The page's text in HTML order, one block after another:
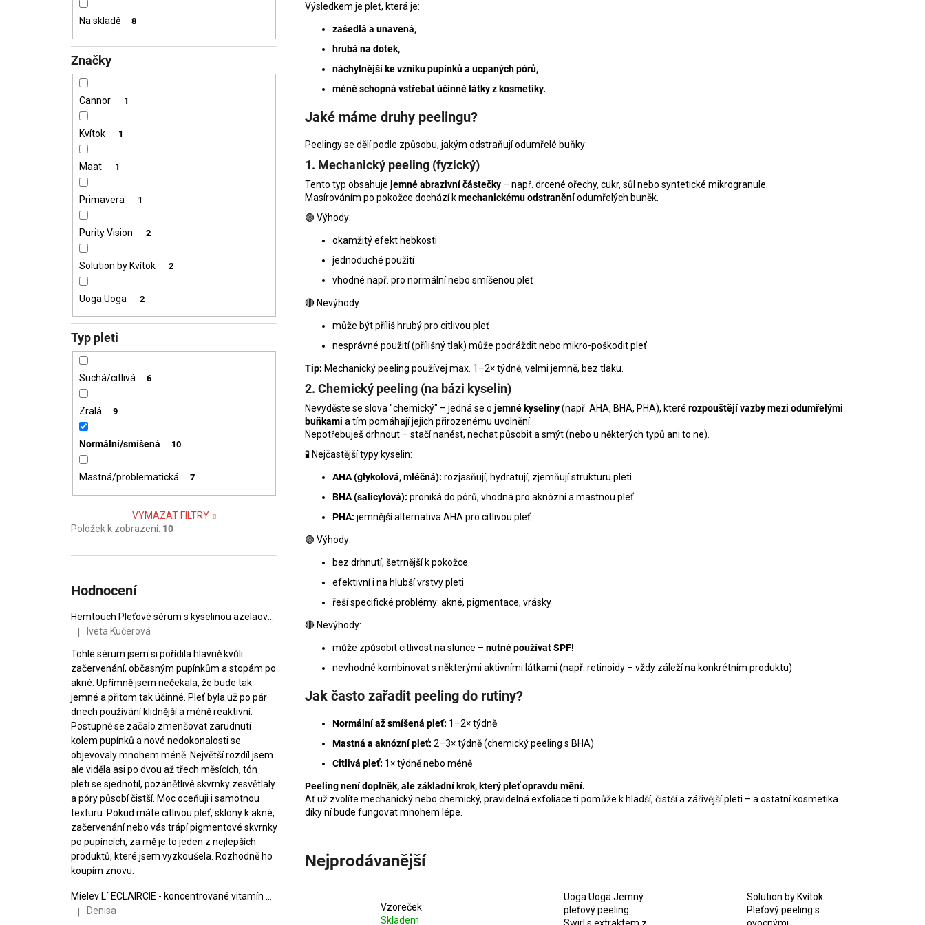
Na skladě 8
Značky
Cannor 1
Kvítok 1
Maat 1
Primavera 1
Purity Vision 2
Solution by Kvítok 2
Uoga Uoga 2
Typ pleti
Suchá/citlivá 6
Zralá 9
Normální/smíšená 10
Mastná/problematická 7
VYMAZAT FILTRY
Položek k zobrazení: 10
Hodnocení
Hodnocení produktu je 5 z 5 hvězdiček.
| Iveta Kučerová
Tohle sérum jsem si pořídila hlavně kvůli
začervenání, občasným pupínkům a stopám po
akné. Upřímně jsem nečekala, že bude tak
jemné a přitom tak účinné. Pleť byla už po pár
dnech používání klidnější a méně reaktivní.
Postupně se začalo zmenšovat zarudnutí
kolem pupínků a nové nedokonalosti se
objevovaly mnohem méně. Největší rozdíl jsem
ale viděla asi po dvou až třech měsících, tón
pleti se sjednotil, pozánětlivé skvrnky zesvětlaly
a póry působí čistší. Moc oceňuji i samotnou
texturu. Pokud máte citlivou pleť, sklony k akné,
začervenání nebo vás trápí pigmentové skvrnky
po pupíncích, za mě je to jeden z nejlepších
produktů, které jsem vyzkoušela. Rozhodně ho
koupím znovu.
Hodnocení produktu je 5 z 5 hvězdiček.
| Denisa
Výsledkem je pleť, která je:
zašedlá a unavená,
hrubá na dotek,
náchylnější ke vzniku pupínků a ucpaných pórů,
méně schopná vstřebat účinné látky z kosmetiky.
Jaké máme druhy peelingu?
Peelingy se dělí podle způsobu, jakým odstraňují odumřelé buňky:
1. Mechanický peeling (fyzický)
Tento typ obsahuje jemné abrazivní částečky – např. drcené ořechy, cukr, sůl nebo syntetické mikrogranule.
Masírováním po pokožce dochází kmechanickému odstraněníodumřelých buněk.
🟢 Výhody:
okamžitý efekt hebkosti
jednoduché použití
vhodné např. pro normální nebo smíšenou pleť
🔴 Nevýhody:
může být příliš hrubý pro citlivou pleť
nesprávné použití (přílišný tlak) může podráždit nebo mikro-poškodit pleť
Tip: Mechanický peeling používej max. 1–2× týdně, velmi jemně, bez tlaku.
2. Chemický peeling (na bázi kyselin)
Nevyděste se slova "chemický" – jedná se o jemné kyseliny(např. AHA, BHA, PHA), které rozpouštějí vazby mezi odumřelými
buňkami a tím pomáhají jejich přirozenému uvolnění.
Nepotřebuješ drhnout – stačí nanést, nechat působit a smýt (nebo u některých typů ani to ne).
🧪 Nejčastější typy kyselin:
AHA (glykolová, mléčná): rozjasňují, hydratují, zjemňují strukturu pleti
BHA (salicylová): proniká do pórů, vhodná pro aknózní a mastnou pleť
PHA: jemnější alternativa AHA pro citlivou pleť
🟢 Výhody:
bez drhnutí, šetrnější k pokožce
efektivní i na hlubší vrstvy pleti
řeší specifické problémy: akné, pigmentace, vrásky
🔴 Nevýhody:
může způsobit citlivost na slunce – nutné používat SPF!
nevhodné kombinovat s některými aktivními látkami (např. retinoidy – vždy záleží na konkrétním produktu)
Jak často zařadit peeling do rutiny?
Normální až smíšená pleť: 1–2× týdně
Mastná a aknózní pleť: 2–3× týdně (chemický peeling s BHA)
Citlivá pleť: 1× týdně nebo méně
Peeling není doplněk, ale základní krok, který pleť opravdu mění.
Ať už zvolíte mechanický nebo chemický, pravidelná exfoliace ti pomůže k hladší, čistší a zářivější pleti – a ostatní kosmetika
díky ní bude fungovat mnohem lépe.
Nejprodávanější
Vzoreček
Skladem
Uoga Uoga Jemný
pleťový peeling
Solution by Kvítok
Pleťový peeling s
VZOREČEK
25 Kč
MANUCURIST ACTIVE PLUMP AQUA
GLAZED
459 Kč